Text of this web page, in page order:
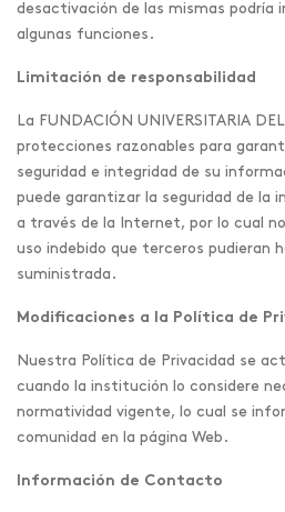
desactivación de las mismas podría
algunas funciones.
Limitación de responsabilidad
La FUNDACIÓN UNIVERSITARIA
protecciones razonables para
seguridad e integridad de su
puede garantizar la seguridad de la
a través de la Internet, por lo cual
uso indebido que terceros pudieran
suministrada.
Modificaciones a la Política de
Nuestra Política de Privacidad se
cuando la institución lo considere
normatividad vigente, lo cual se
comunidad en la página Web.
Información de Contacto